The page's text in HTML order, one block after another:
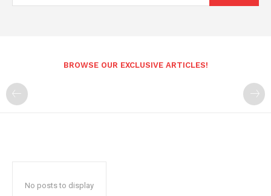
BROWSE OUR EXCLUSIVE ARTICLES!
No posts to display